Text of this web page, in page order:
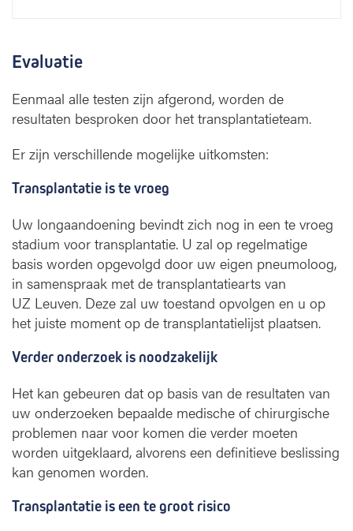
Evaluatie
Eenmaal alle testen zijn afgerond, worden de
resultaten besproken door het transplantatieteam.
Er zijn verschillende mogelijke uitkomsten:
Transplantatie is te vroeg
Uw longaandoening bevindt zich nog in een te vroeg
stadium voor transplantatie. U zal op regelmatige
basis worden opgevolgd door uw eigen pneumoloog,
in samenspraak met de transplantatiearts van
UZ Leuven. Deze zal uw toestand opvolgen en u op
het juiste moment op de transplantatielijst plaatsen.
Verder onderzoek is noodzakelijk
Het kan gebeuren dat op basis van de resultaten van
uw onderzoeken bepaalde medische of chirurgische
problemen naar voor komen die verder moeten
worden uitgeklaard, alvorens een definitieve beslissing
kan genomen worden.
Transplantatie is een te groot risico